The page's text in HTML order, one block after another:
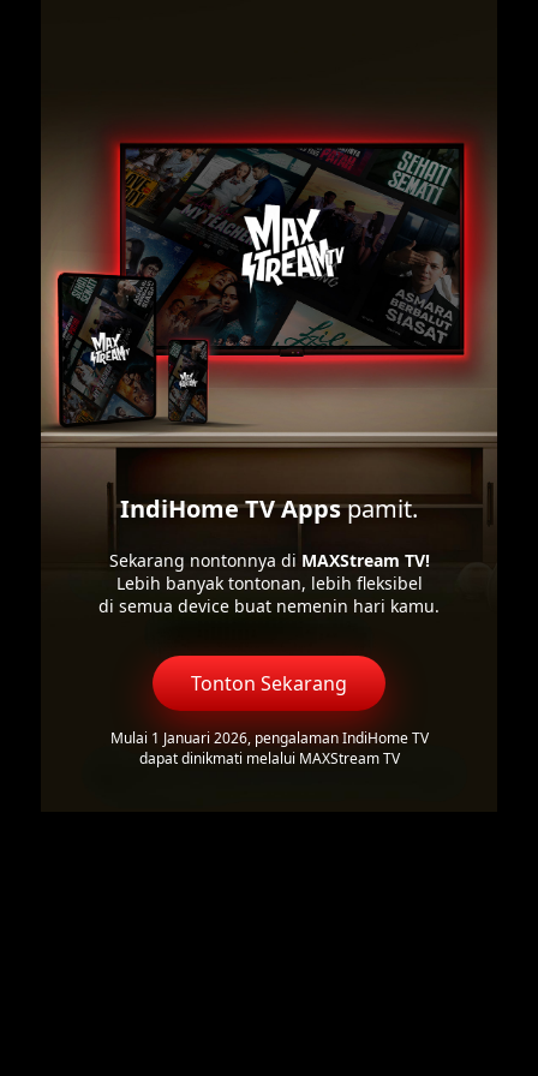
IndiHome TV Appspamit.
Sekarang nontonnya di MAXStream TV!
Lebih banyak tontonan, lebih fleksibel
di semua device buat nemenin hari kamu.
Tonton Sekarang
Mulai 1 Januari 2026, pengalaman IndiHome TV
dapat dinikmati melalui MAXStream TV